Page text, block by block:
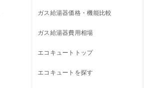
ガス給湯器価格・機能比較
ガス給湯器費用相場
エコキュートトップ
エコキュートを探す